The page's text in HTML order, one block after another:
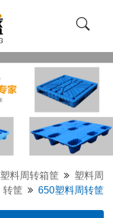
塑料周转箱筐
塑料周
转筐
650塑料周转筐